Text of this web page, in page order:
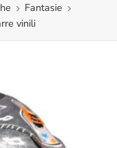
Fantasie
vinili